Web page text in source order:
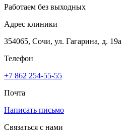
Работаем без выходных
Адрес клиники
354065, Сочи, ул. Гагарина, д. 19а
Телефон
+7 862 254-55-55
Почта
Написать письмо
Связаться с нами